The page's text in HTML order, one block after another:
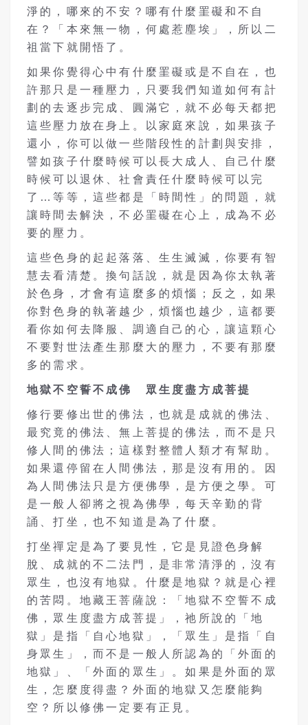
淨的，哪來的不安？哪有什麼罣礙和不自
在？「本來無一物，何處惹塵埃」，所以二
祖當下就開悟了。
如果你覺得心中有什麼罣礙或是不自在，也
許那只是一種壓力，只要我們知道如何有計
劃的去逐步完成、圓滿它，就不必每天都把
這些壓力放在身上。以家庭來說，如果孩子
還小，你可以做一些階段性的計劃與安排，
譬如孩子什麼時候可以長大成人、自己什麼
時候可以退休、社會責任什麼時候可以完
了…等等，這些都是「時間性」的問題，就
讓時間去解決，不必罣礙在心上，成為不必
要的壓力。
這些色身的起起落落、生生滅滅，你要有智
慧去看清楚。換句話說，就是因為你太執著
於色身，才會有這麼多的煩惱；反之，如果
你對色身的執著越少，煩惱也越少，這都要
看你如何去降服、調適自己的心，讓這顆心
不要對世法產生那麼大的壓力，不要有那麼
多的需求。
地獄不空誓不成佛 眾生度盡方成菩提
修行要修出世的佛法，也就是成就的佛法、
最究竟的佛法、無上菩提的佛法，而不是只
修人間的佛法；這樣對整體人類才有幫助。
如果還停留在人間佛法，那是沒有用的。因
為人間佛法只是方便佛學，是方便之學。可
是一般人卻將之視為佛學，每天辛勤的背
誦、打坐，也不知道是為了什麼。
打坐禪定是為了要見性，它是見證色身解
脫、成就的不二法門，是非常清淨的，沒有
眾生，也沒有地獄。什麼是地獄？就是心裡
的苦悶。地藏王菩薩說：「地獄不空誓不成
佛，眾生度盡方成菩提」，祂所說的「地
獄」是指「自心地獄」，「眾生」是指「自
身眾生」，而不是一般人所認為的「外面的
地獄」、「外面的眾生」。如果是外面的眾
生，怎麼度得盡？外面的地獄又怎麼能夠
空？所以修佛一定要有正見。